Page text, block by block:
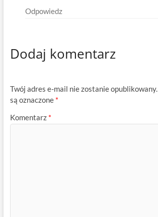
Odpowiedz
Dodaj komentarz
Twój adres e-mail nie zostanie opublikowany.
są oznaczone *
Komentarz *